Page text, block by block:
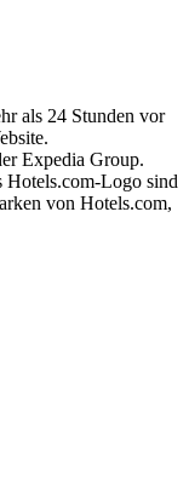
als 24 Stunden vor
Expedia Group.
Hotels.com-Logo sind
von Hotels.com,